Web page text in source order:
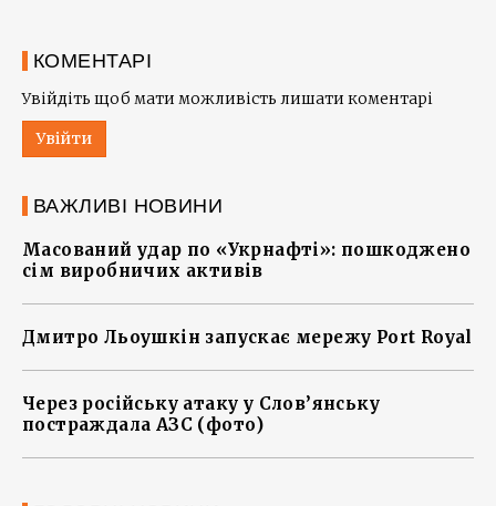
КОМЕНТАРІ
Увійдіть щоб мати можливість лишати коментарі
Увійти
ВАЖЛИВІ НОВИНИ
Масований удар по «Укрнафті»: пошкоджено
сім виробничих активів
Дмитро Льоушкін запускає мережу Port Royal
Через російську атаку у Слов’янську
постраждала АЗС (фото)